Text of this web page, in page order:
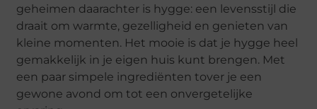
geheimen daarachter is hygge: een levensstijl die
draait om warmte, gezelligheid en genieten van
kleine momenten. Het mooie is dat je hygge heel
gemakkelijk in je eigen huis kunt brengen. Met
een paar simpele ingrediënten tover je een
gewone avond om tot een onvergetelijke